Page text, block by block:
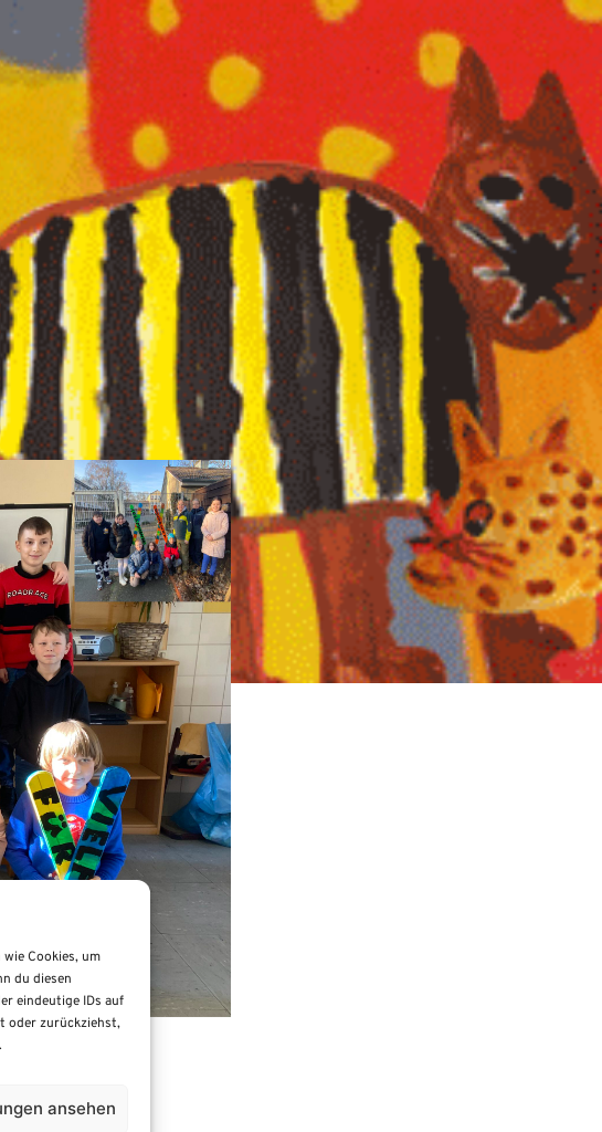
Cookies, um
du diesen
eindeutige IDs auf
oder zurückziehst,
ansehen